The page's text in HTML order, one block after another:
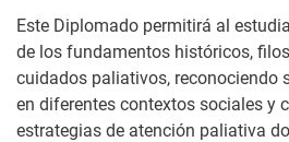
Este Diplomado permitirá al
de los fundamentos históricos,
cuidados paliativos, reconociendo
en diferentes contextos sociales y
estrategias de atención paliativa